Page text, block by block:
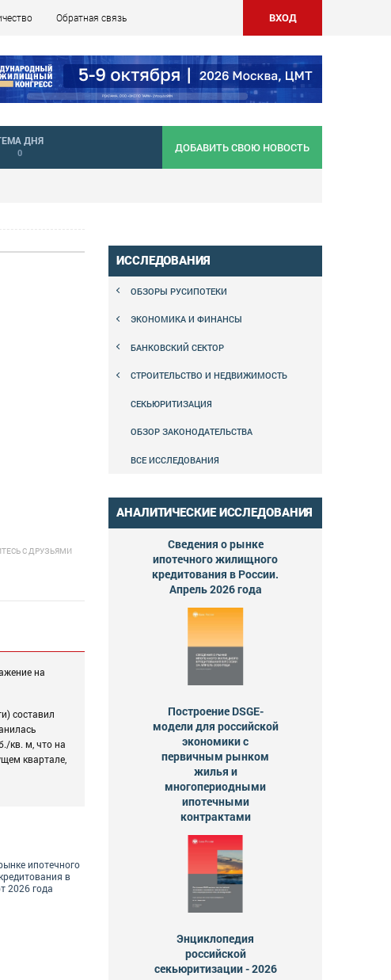
Обратная связь ВХОД
ДНЯ
0 ДОБАВИТЬ СВОЮ НОВОСТЬ
С ДРУЗЬЯМИ
на
составил
кв. м, что на
квартале,
ипотечного
в
2026 года
ИССЛЕДОВАНИЯ
ОБЗОРЫ РУСИПОТЕКИ
ЭКОНОМИКА И ФИНАНСЫ
БАНКОВСКИЙ СЕКТОР
СТРОИТЕЛЬСТВО И НЕДВИЖИМОСТЬ
СЕКЬЮРИТИЗАЦИЯ
ОБЗОР ЗАКОНОДАТЕЛЬСТВА
ВСЕ ИССЛЕДОВАНИЯ
АНАЛИТИЧЕСКИЕ ИССЛЕДОВАНИЯ
Сведения о рынке
ипотечного жилищного
кредитования в России.
Апрель 2026 года
Построение DSGE-
модели для российской
экономики с
первичным рынком
жилья и
многопериодными
ипотечными
контрактами
Энциклопедия
российской
секьюритизации - 2026